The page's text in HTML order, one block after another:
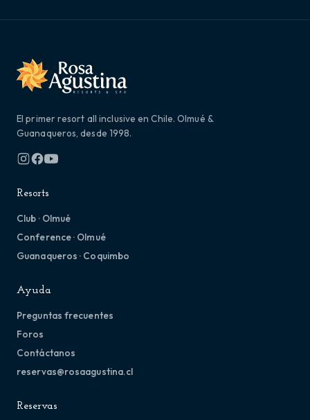
El primer resort all inclusive en Chile. Olmué &
Guanaqueros, desde 1998.
Resorts
Club · Olmué
Conference · Olmué
Guanaqueros · Coquimbo
Ayuda
Preguntas frecuentes
Foros
Contáctanos
reservas@rosaagustina.cl
Reservas